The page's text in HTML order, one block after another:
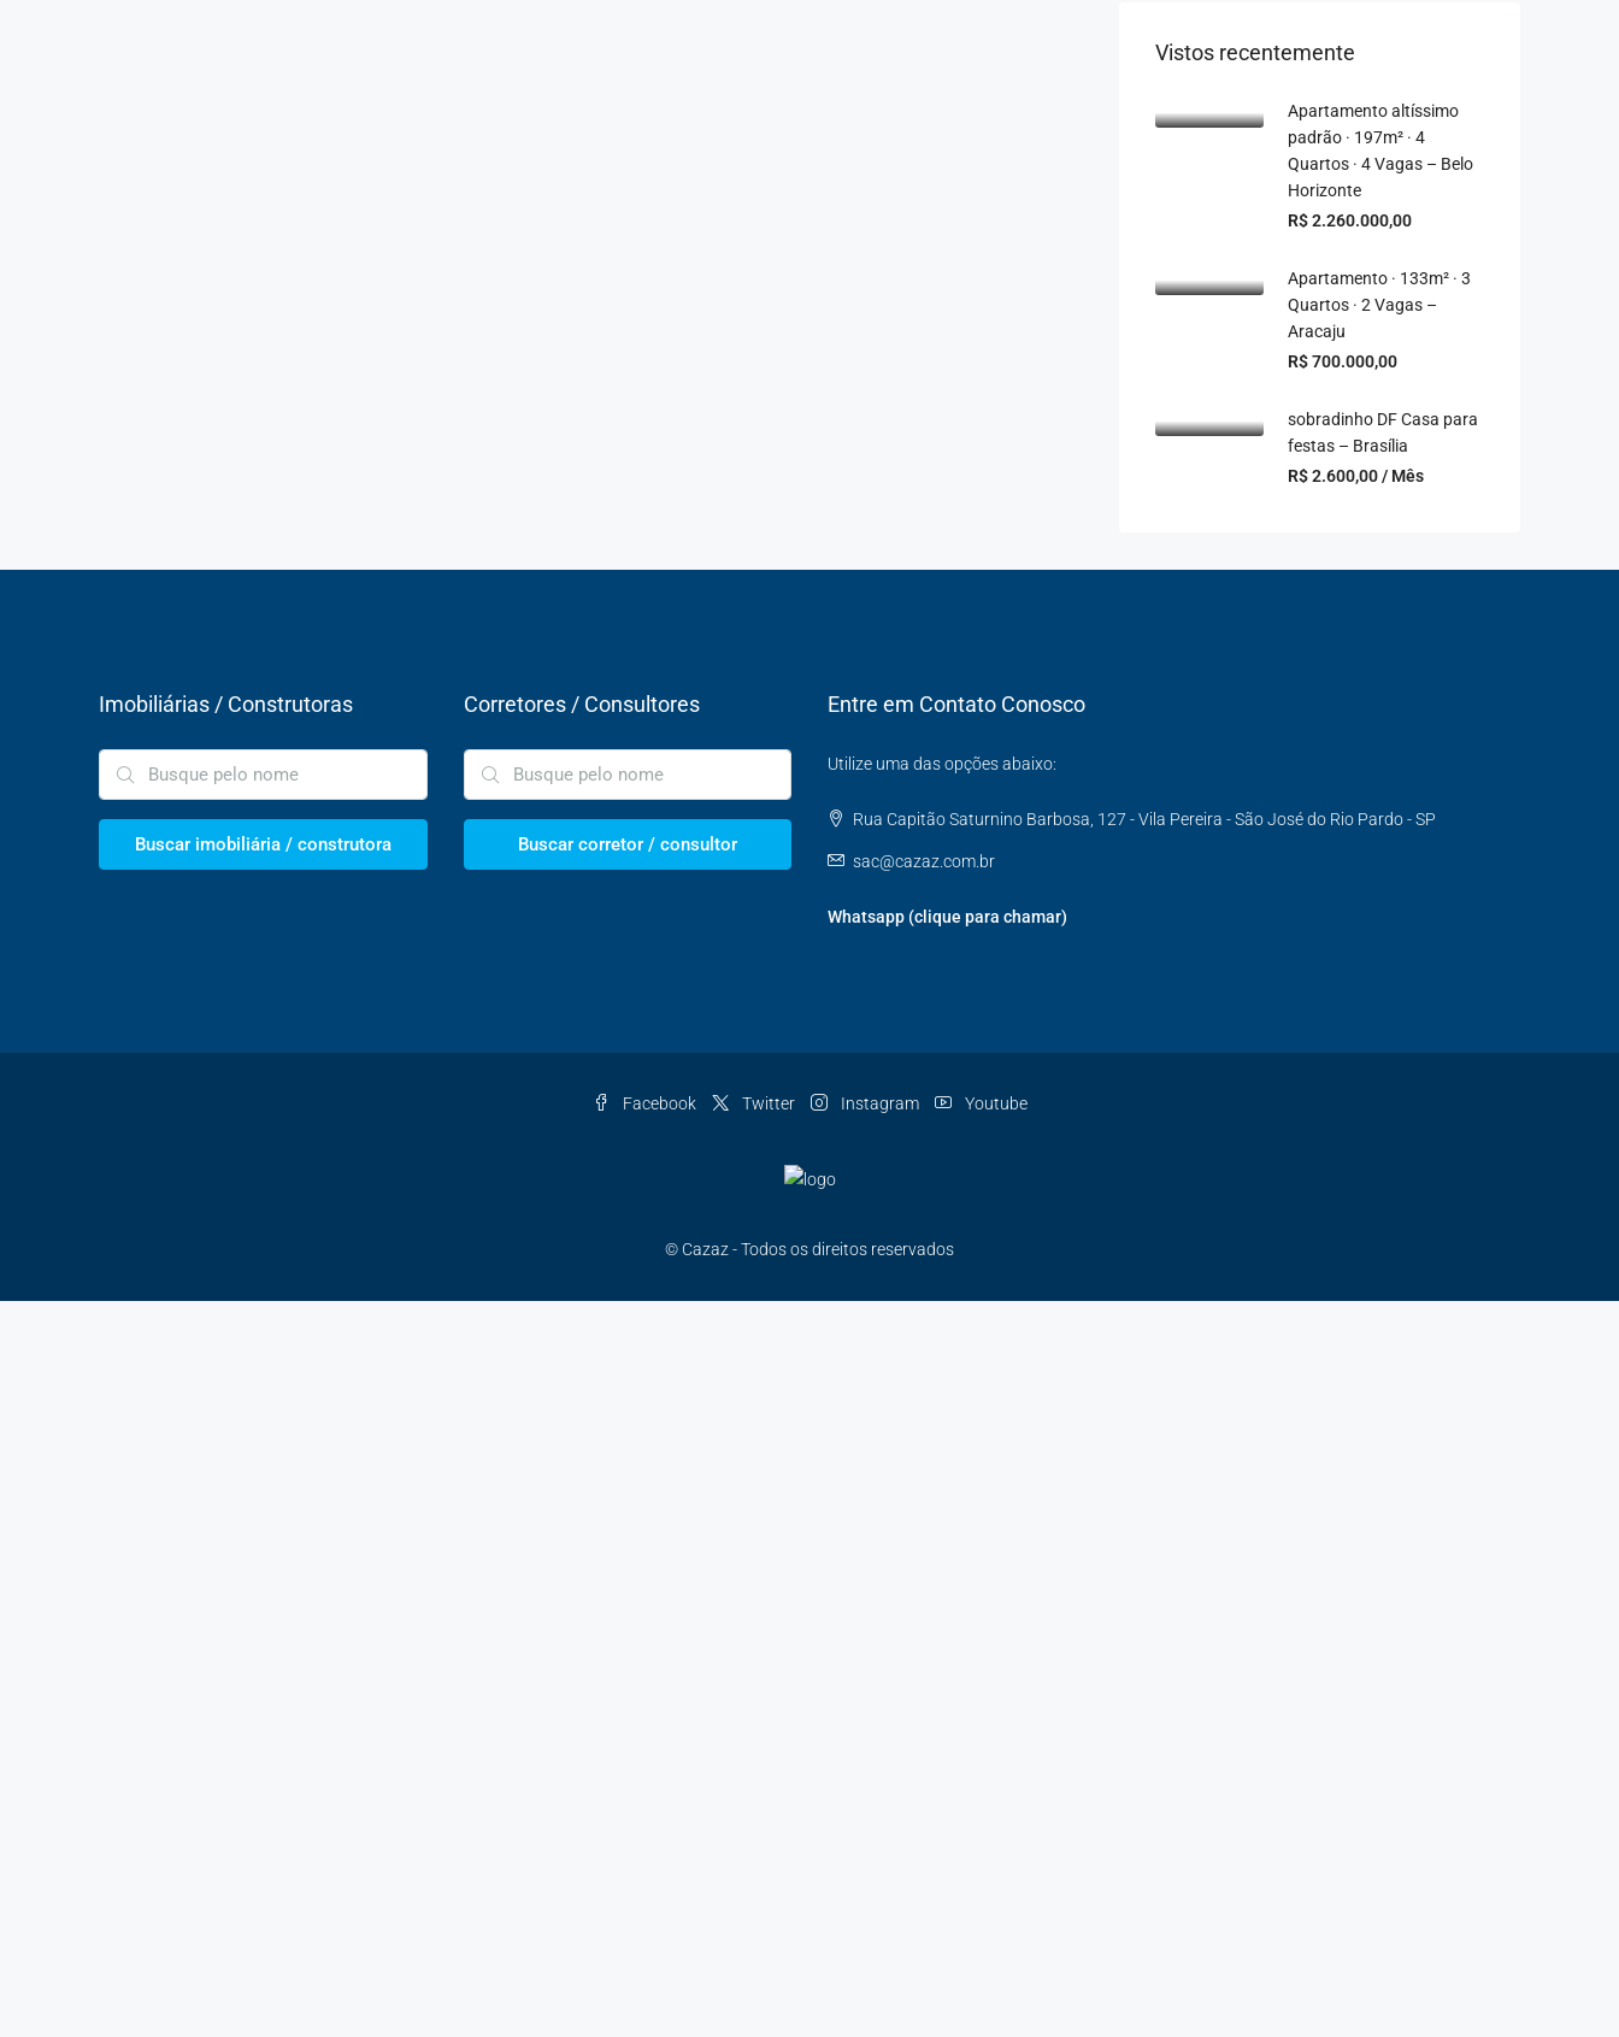
Vistos recentemente
Apartamento altíssimo
padrão · 197m² · 4
Quartos · 4 Vagas – Belo
Horizonte
R$ 2.260.000,00
Apartamento · 133m² · 3
Quartos · 2 Vagas –
Aracaju
R$ 700.000,00
sobradinho DF Casa para
festas – Brasília
R$ 2.600,00 / Mês
Imobiliárias / Construtoras
Buscar imobiliária / construtora
Corretores / Consultores
Buscar corretor / consultor
Entre em Contato Conosco
Utilize uma das opções abaixo:
Rua Capitão Saturnino Barbosa, 127 - Vila Pereira - São José do Rio Pardo - SP
sac@cazaz.com.br
Whatsapp (clique para chamar)
Facebook Twitter Instagram Youtube
© Cazaz - Todos os direitos reservados